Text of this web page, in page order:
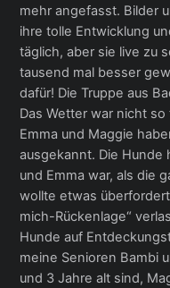
mehr angefasst. Bilder
ihre tolle Entwicklung
täglich, aber sie live zu
tausend mal besser
dafür! Die Truppe aus
Das Wetter war nicht
Emma und Maggie
ausgekannt. Die Hunde
und Emma war, als die
wollte etwas
mich-Rückenlage“
Hunde auf
meine Senioren Bambi
und 3 Jahre alt sind,